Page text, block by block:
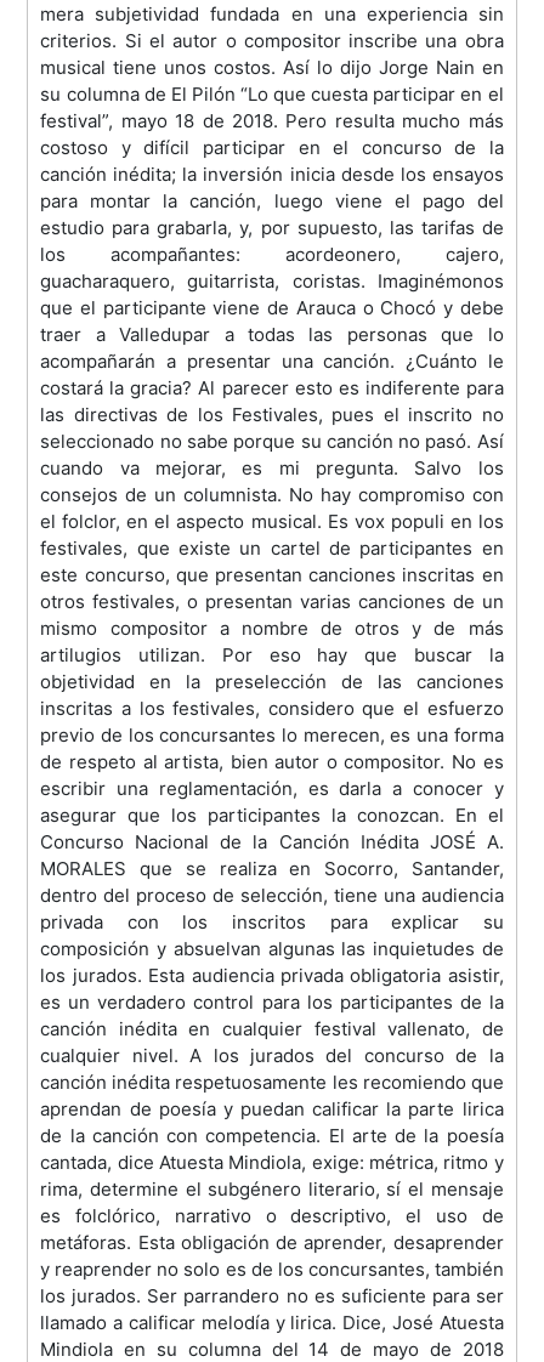
mera subjetividad fundada en una experiencia sin
criterios. Si el autor o compositor inscribe una obra
musical tiene unos costos. Así lo dijo Jorge Nain en
su columna de El Pilón “Lo que cuesta participar en el
festival”, mayo 18 de 2018. Pero resulta mucho más
costoso y difícil participar en el concurso de la
canción inédita; la inversión inicia desde los ensayos
para montar la canción, luego viene el pago del
estudio para grabarla, y, por supuesto, las tarifas de
los acompañantes: acordeonero, cajero,
guacharaquero, guitarrista, coristas. Imaginémonos
que el participante viene de Arauca o Chocó y debe
traer a Valledupar a todas las personas que lo
acompañarán a presentar una canción. ¿Cuánto le
costará la gracia? Al parecer esto es indiferente para
las directivas de los Festivales, pues el inscrito no
seleccionado no sabe porque su canción no pasó. Así
cuando va mejorar, es mi pregunta. Salvo los
consejos de un columnista. No hay compromiso con
el folclor, en el aspecto musical. Es vox populi en los
festivales, que existe un cartel de participantes en
este concurso, que presentan canciones inscritas en
otros festivales, o presentan varias canciones de un
mismo compositor a nombre de otros y de más
artilugios utilizan. Por eso hay que buscar la
objetividad en la preselección de las canciones
inscritas a los festivales, considero que el esfuerzo
previo de los concursantes lo merecen, es una forma
de respeto al artista, bien autor o compositor. No es
escribir una reglamentación, es darla a conocer y
asegurar que los participantes la conozcan. En el
Concurso Nacional de la Canción Inédita JOSÉ A.
MORALES que se realiza en Socorro, Santander,
dentro del proceso de selección, tiene una audiencia
privada con los inscritos para explicar su
composición y absuelvan algunas las inquietudes de
los jurados. Esta audiencia privada obligatoria asistir,
es un verdadero control para los participantes de la
canción inédita en cualquier festival vallenato, de
cualquier nivel. A los jurados del concurso de la
canción inédita respetuosamente les recomiendo que
aprendan de poesía y puedan calificar la parte lirica
de la canción con competencia. El arte de la poesía
cantada, dice Atuesta Mindiola, exige: métrica, ritmo y
rima, determine el subgénero literario, sí el mensaje
es folclórico, narrativo o descriptivo, el uso de
metáforas. Esta obligación de aprender, desaprender
y reaprender no solo es de los concursantes, también
los jurados. Ser parrandero no es suficiente para ser
llamado a calificar melodía y lirica. Dice, José Atuesta
Mindiola en su columna del 14 de mayo de 2018